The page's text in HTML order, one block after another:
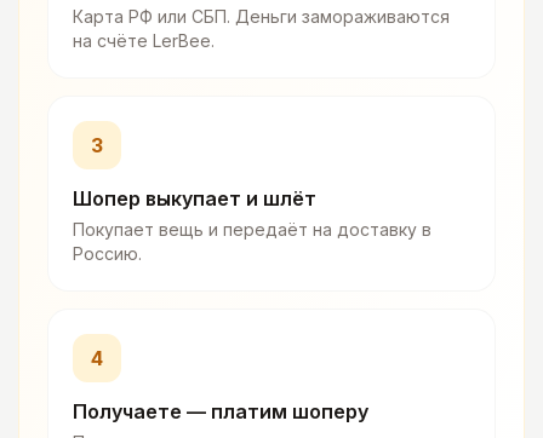
Карта РФ или СБП. Деньги замораживаются
на счёте LerBee.
3
Шопер выкупает и шлёт
Покупает вещь и передаёт на доставку в
Россию.
4
Получаете — платим шоперу